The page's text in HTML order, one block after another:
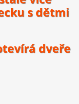
s dětmi
dveře